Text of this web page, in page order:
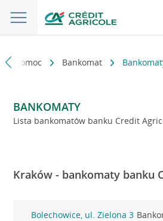
i pomoc Bankomat
BANKOMATY
Lista bankomatów banku Credit
Kraków - bankomaty banku
Bolechowice, ul. Zielona 3